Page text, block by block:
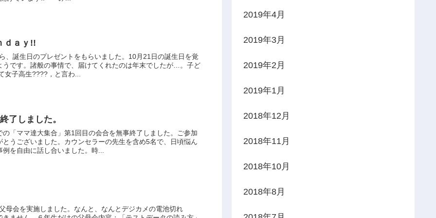
ｄａｙ!!
、誕生日のプレゼントをもらいました。10月21日の誕生日を覚
うです。諸般の事情で、届けてくれたのは年末でしたが…。子ど
女子高生????，と言わ...
了しました。
「ママ達大集合」第1回目の会合を無事終了しました。ご参加
うございました。カウンセラーの先生を含め5名で、日頃悩ん
を自由に話し合いました。時...
母会を実施しました。なんと、なんとデジカメの電池切れ
2019年4月
2019年3月
2019年2月
2019年1月
2018年12月
2018年11月
2018年10月
2018年8月